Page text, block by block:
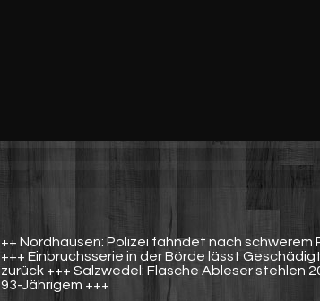
++ Nordhausen: Polizei fahndet nach schwerem
+++ Einbruchsserie in der Börde lässt
zurück +++ Salzwedel: Flasche Ableser stehlen
93-Jährigem +++